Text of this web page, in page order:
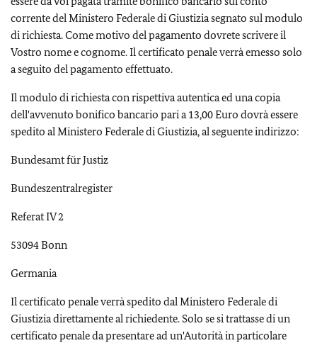
corrente del Ministero Federale di Giustizia segnato sul modulo
di richiesta. Come motivo del pagamento dovrete scrivere il
Vostro nome e cognome. Il certificato penale verrà emesso solo
a seguito del pagamento effettuato.
Il modulo di richiesta con rispettiva autentica ed una copia
dell'avvenuto bonifico bancario pari a 13,00 Euro dovrà essere
spedito al Ministero Federale di Giustizia, al seguente indirizzo:
Bundesamt für Justiz
Bundeszentralregister
Referat IV 2
53094 Bonn
Germania
Il certificato penale verrà spedito dal Ministero Federale di
Giustizia direttamente al richiedente. Solo se si trattasse di un
certificato penale da presentare ad un'Autorità in particolare